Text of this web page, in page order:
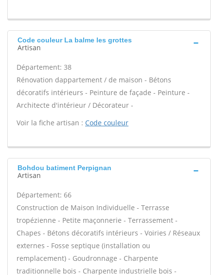
Code couleur La balme les grottes
Artisan
Département: 38
Rénovation dappartement / de maison - Bétons
décoratifs intérieurs - Peinture de façade - Peinture -
Architecte d'intérieur / Décorateur -
Voir la fiche artisan : Code couleur
Bohdou batiment Perpignan
Artisan
Département: 66
Construction de Maison Individuelle - Terrasse
tropézienne - Petite maçonnerie - Terrassement -
Chapes - Bétons décoratifs intérieurs - Voiries / Réseaux
externes - Fosse septique (installation ou
remplacement) - Goudronnage - Charpente
traditionnelle bois - Charpente industrielle bois -